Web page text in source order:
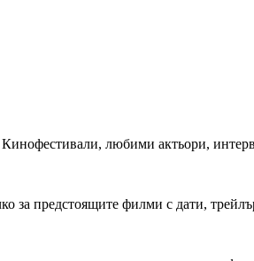
любими актьори,
за предстоящите филми с дати,